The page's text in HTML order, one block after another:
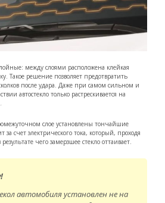
между слоями расположена клейкая
Такое решение позволяет предотвратить
после удара. Даже при самом сильном и
автостекло только растрескивается на
слое установлены тончайшие
за счет электрического тока, который, проходя
чего замерзшее стекло оттаивает.
автомобиля установлен не на